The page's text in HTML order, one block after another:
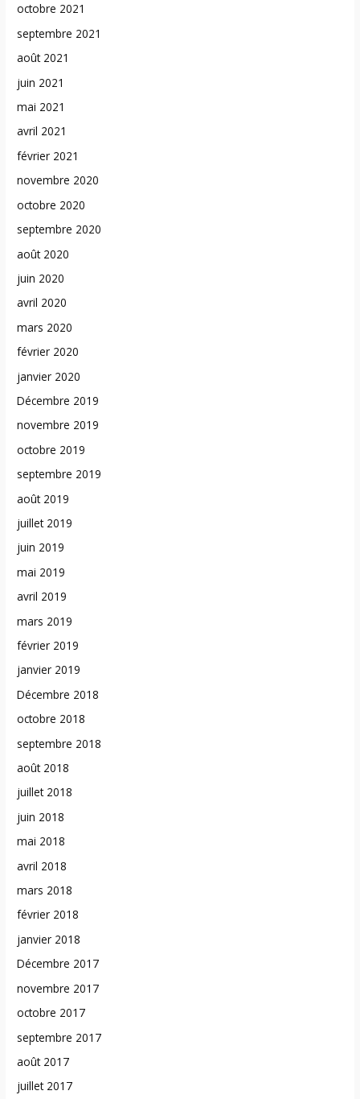
octobre 2021
septembre 2021
août 2021
juin 2021
mai 2021
avril 2021
février 2021
novembre 2020
octobre 2020
septembre 2020
août 2020
juin 2020
avril 2020
mars 2020
février 2020
janvier 2020
Décembre 2019
novembre 2019
octobre 2019
septembre 2019
août 2019
juillet 2019
juin 2019
mai 2019
avril 2019
mars 2019
février 2019
janvier 2019
Décembre 2018
octobre 2018
septembre 2018
août 2018
juillet 2018
juin 2018
mai 2018
avril 2018
mars 2018
février 2018
janvier 2018
Décembre 2017
novembre 2017
octobre 2017
septembre 2017
août 2017
juillet 2017